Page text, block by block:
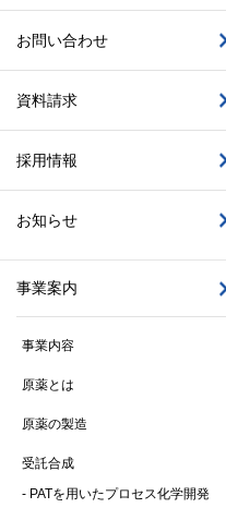
お問い合わせ
資料請求
採用情報
お知らせ
事業案内
事業内容
原薬とは
原薬の製造
受託合成
- PATを用いたプロセス化学開発